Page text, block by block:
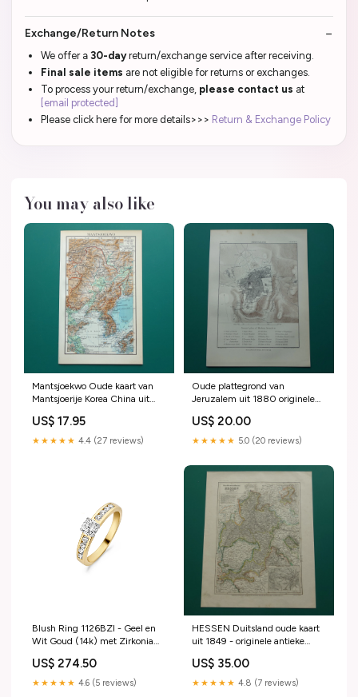
Exchange/Return Notes
We offer a 30-dayreturn/exchange service after receiving.
Final sale items are not eligible for returns or exchanges.
To process your return/exchange, please contact us at
[email protected]
Please click here for more details>>> Return & Exchange Policy
You may also like
Mantsjoekwo Oude kaart van
Mantsjoerije Korea China uit
Nederlandse kaart van
Mandsjoekwo Stadhuis
US$ 17.95
★★★★★ 4.4 (27 reviews)
Oude plattegrond van
Jeruzalem uit 1880 originele
Antillen
US$ 20.00
★★★★★ 5.0 (20 reviews)
Blush Ring 1126BZI - Geel en
Wit Goud (14k) met Zirkonia
US$ 274.50
★★★★★ 4.6 (5 reviews)
HESSEN Duitsland oude kaart
uit 1849 - originele antieke
historische kaarten Kassel
Leeuwarden
US$ 35.00
★★★★★ 4.8 (7 reviews)